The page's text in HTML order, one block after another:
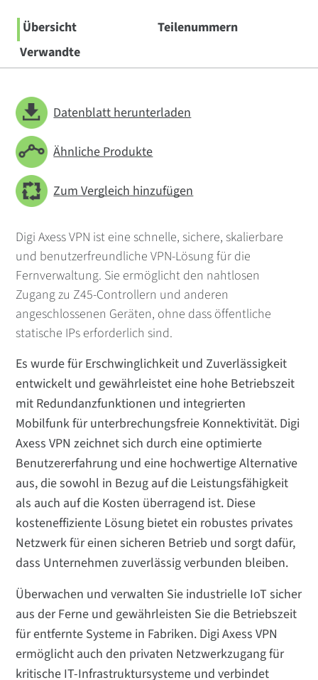
Übersicht
Teilenummern
Verwandte
Digi Axess VPN ist eine schnelle, sichere, skalierbare
und benutzerfreundliche VPN-Lösung für die
Fernverwaltung. Sie ermöglicht den nahtlosen
Zugang zu Z45-Controllern und anderen
angeschlossenen Geräten, ohne dass öffentliche
statische IPs erforderlich sind.
Es wurde für Erschwinglichkeit und Zuverlässigkeit
entwickelt und gewährleistet eine hohe Betriebszeit
mit Redundanzfunktionen und integrierten
Mobilfunk für unterbrechungsfreie Konnektivität. Digi
Axess VPN zeichnet sich durch eine optimierte
Benutzererfahrung und eine hochwertige Alternative
aus, die sowohl in Bezug auf die Leistungsfähigkeit
als auch auf die Kosten überragend ist. Diese
kosteneffiziente Lösung bietet ein robustes privates
Netzwerk für einen sicheren Betrieb und sorgt dafür,
dass Unternehmen zuverlässig verbunden bleiben.
Überwachen und verwalten Sie industrielle IoT sicher
aus der Ferne und gewährleisten Sie die Betriebszeit
für entfernte Systeme in Fabriken. Digi Axess VPN
ermöglicht auch den privaten Netzwerkzugang für
kritische IT-Infrastruktursysteme und verbindet
Datenblatt herunterladen
Ähnliche Produkte
Zum Vergleich hinzufügen